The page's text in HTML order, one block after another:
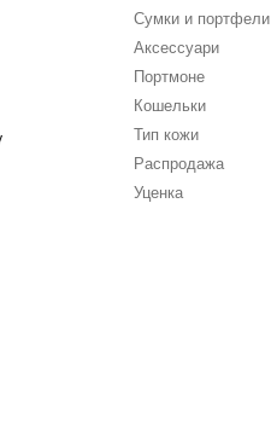
Сумки и портфели
Аксессуари
Портмоне
Кошельки
Тип кожи
Распродажа
Уценка